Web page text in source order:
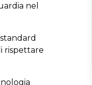
nel
rispettare